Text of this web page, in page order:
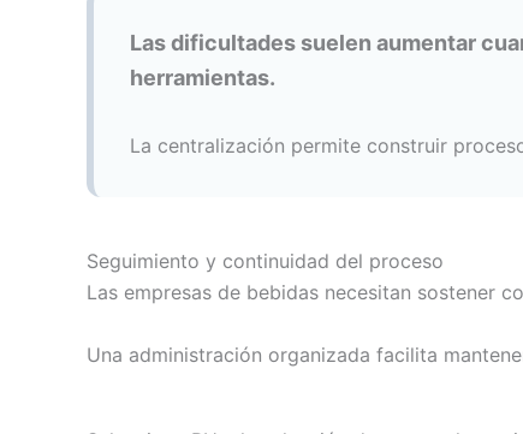
Las dificultades suelen aumentar
herramientas.
La centralización permite construir
Seguimiento y continuidad del proceso
Las empresas de bebidas necesitan sostener
Una administración organizada facilita